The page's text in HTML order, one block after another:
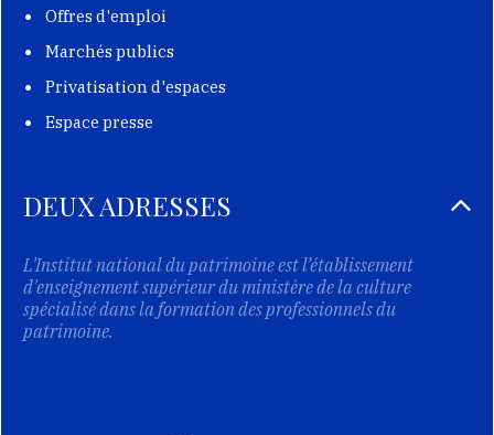
Offres d'emploi
Marchés publics
Privatisation d'espaces
Espace presse
DEUX ADRESSES
L'Institut national du patrimoine est l’établissement
d'enseignement supérieur du ministère de la culture
spécialisé dans la formation des professionnels du
patrimoine.